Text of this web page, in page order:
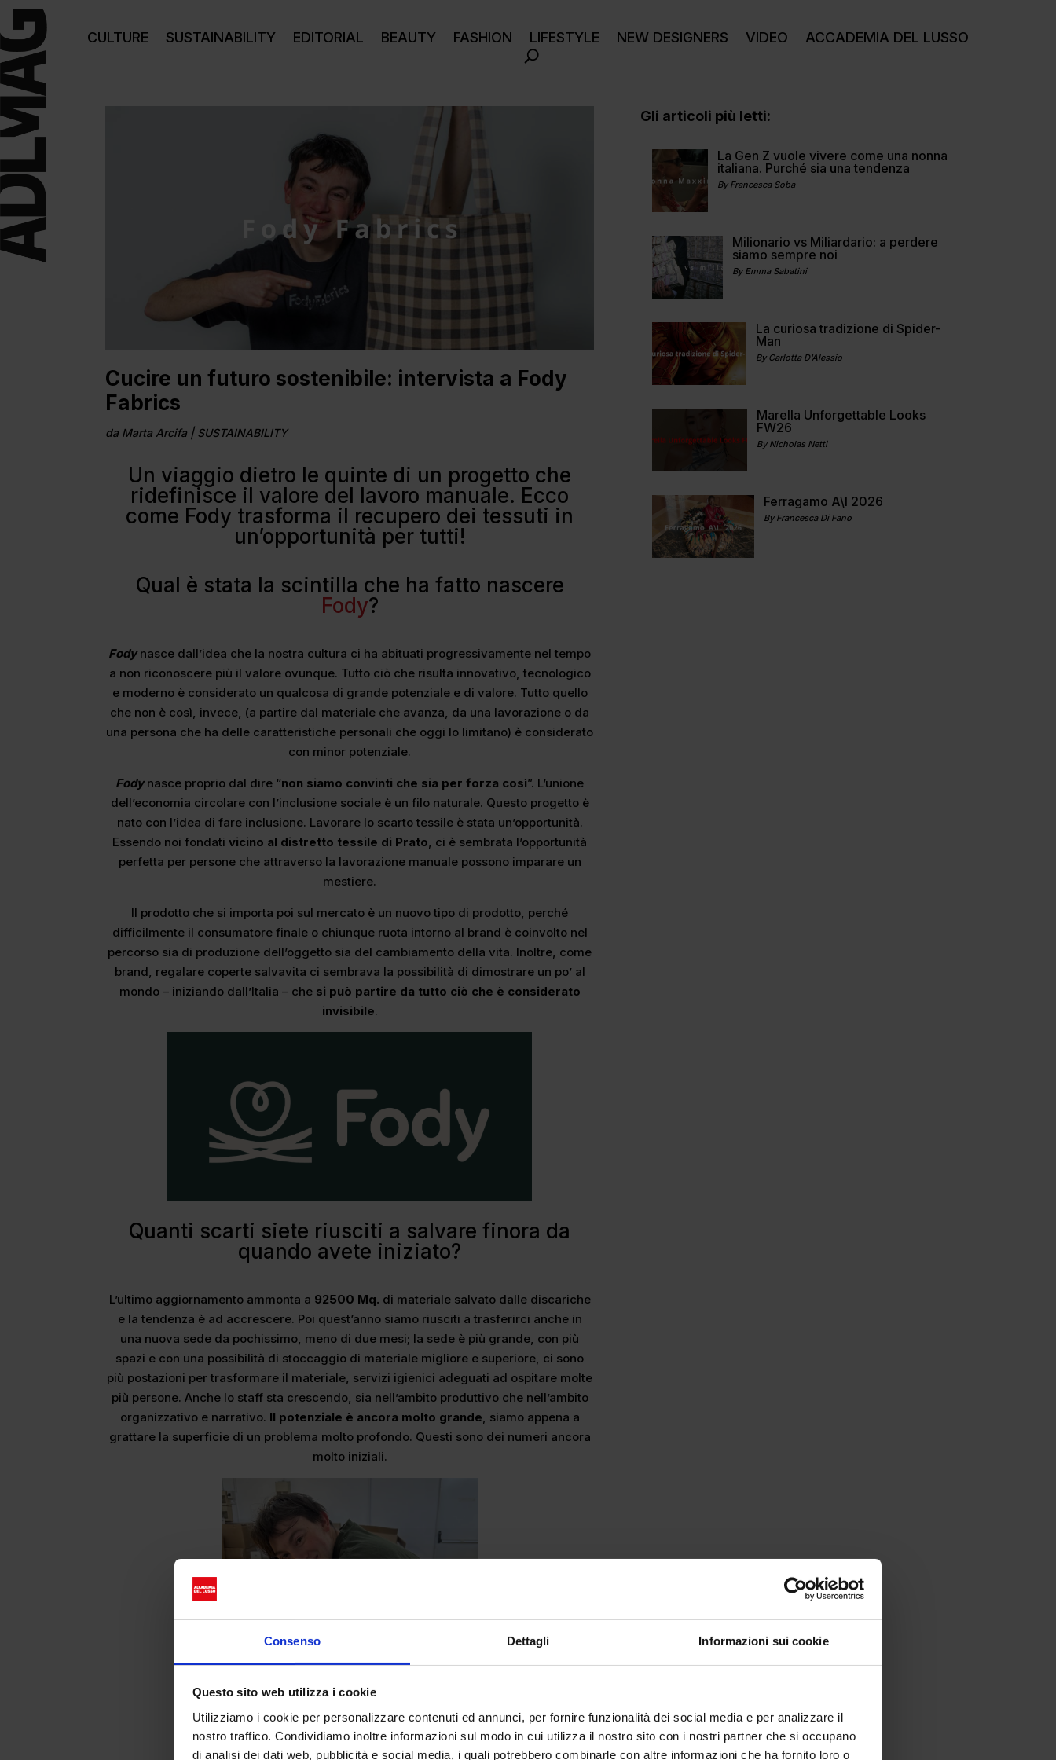
Consenso Dettagli Informazioni sui cookie
Questo sito web utilizza i cookie
Utilizziamo i cookie per personalizzare contenuti ed annunci, per fornire funzionalità dei social media e per analizzare il
nostro traffico. Condividiamo inoltre informazioni sul modo in cui utilizza il nostro sito con i nostri partner che si occupano
di analisi dei dati web, pubblicità e social media, i quali potrebbero combinarle con altre informazioni che ha fornito loro o
CULTURE SUSTAINABILITY EDITORIAL BEAUTY FASHION LIFESTYLE NEW DESIGNERS VIDEO ACCADEMIA DEL LUSSO
Cucire un futuro sostenibile: intervista a Fody
Fabrics
da Marta Arcifa | SUSTAINABILITY
Un viaggio dietro le quinte di un progetto che
ridefinisce il valore del lavoro manuale. Ecco
come Fody trasforma il recupero dei tessuti in
un’opportunità per tutti!
Qual è stata la scintilla che ha fatto nascere
Fody?
Fodynasce dall’idea che la nostra cultura ci ha abituati progressivamente nel tempo
a non riconoscere più il valore ovunque. Tutto ciò che risulta innovativo, tecnologico
e moderno è considerato un qualcosa di grande potenziale e di valore. Tutto quello
che non è così, invece, (a partire dal materiale che avanza, da una lavorazione o da
una persona che ha delle caratteristiche personali che oggi lo limitano) è considerato
con minor potenziale.
Fodynasce proprio dal dire “non siamo convinti che sia per forza così”. L’unione
dell’economia circolare con l’inclusione sociale è un filo naturale. Questo progetto è
nato con l’idea di fare inclusione. Lavorare lo scarto tessile è stata un’opportunità.
Essendo noi fondativicino al distretto tessile di Prato, ci è sembrata l’opportunità
perfetta per persone che attraverso la lavorazione manuale possono imparare un
mestiere.
Il prodotto che si importa poi sul mercato è un nuovo tipo di prodotto, perché
difficilmente il consumatore finale o chiunque ruota intorno al brand è coinvolto nel
percorso sia di produzione dell’oggetto sia del cambiamento della vita. Inoltre, come
brand, regalare coperte salvavita ci sembrava la possibilità di dimostrare un po’ al
mondo – iniziando dall’Italia – che si può partire da tutto ciò che è considerato
invisibile.
Quanti scarti siete riusciti a salvare finora da
quando avete iniziato?
L’ultimo aggiornamento ammonta a 92500 Mq. di materiale salvato dalle discariche
e la tendenza è ad accrescere. Poi quest’anno siamo riusciti a trasferirci anche in
una nuova sede da pochissimo, meno di due mesi; la sede è più grande, con più
spazi e con una possibilità di stoccaggio di materiale migliore e superiore, ci sono
più postazioni per trasformare il materiale, servizi igienici adeguati ad ospitare molte
più persone. Anche lo staff sta crescendo, sia nell’ambito produttivo che nell’ambito
organizzativo e narrativo. Il potenziale è ancora molto grande, siamo appena a
grattare la superficie di un problema molto profondo. Questi sono dei numeri ancora
molto iniziali.
Gli articoli più letti:
La Gen Z vuole vivere come una nonna
italiana. Purché sia una tendenza
By Francesca Soba
Milionario vs Miliardario: a perdere
siamo sempre noi
By Emma Sabatini
La curiosa tradizione di Spider-
Man
By Carlotta D'Alessio
Marella Unforgettable Looks
FW26
By Nicholas Netti
Ferragamo A\I 2026
By Francesca Di Fano